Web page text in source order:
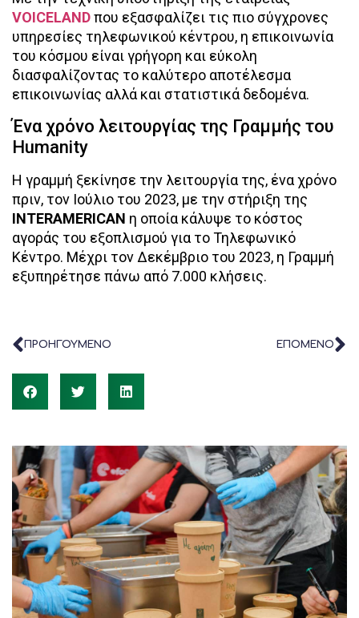
VOICELANDπου εξασφαλίζει τις πιο σύγχρονες
υπηρεσίες τηλεφωνικού κέντρου, η επικοινωνία
του κόσμου είναι γρήγορη και εύκολη
διασφαλίζοντας το καλύτερο αποτέλεσμα
επικοινωνίας αλλά και στατιστικά δεδομένα.
Ένα χρόνο λειτουργίας της Γραμμής του
Humanity
Η γραμμή ξεκίνησε την λειτουργία της, ένα χρόνο
πριν, τον Ιούλιο του 2023, με την στήριξη της
INTERAMERICAN η οποία κάλυψε το κόστος
αγοράς του εξοπλισμού για το Τηλεφωνικό
Κέντρο. Μέχρι τον Δεκέμβριο του 2023, η Γραμμή
εξυπηρέτησε πάνω από 7.000 κλήσεις.
ΠΡΟΗΓΟΥΜΕΝΟ ΕΠΟΜΕΝΟ